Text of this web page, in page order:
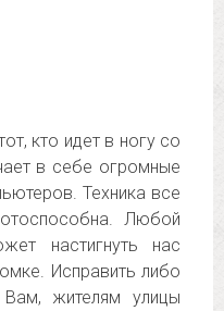
кто идет в ногу со
в себе огромные
Техника все
Любой
настигнуть нас
Исправить либо
жителям улицы